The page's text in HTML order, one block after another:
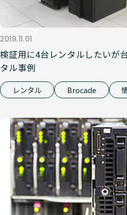
2019.11.01
検証用に4台レンタルしたいが
タル事例
レンタル Brocade